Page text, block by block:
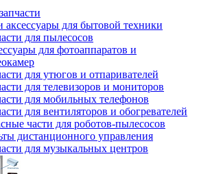
аксессуары для бытовой техники
для пылесосов
для фотоаппаратов и
для утюгов и отпаривателей
для телевизоров и мониторов
для мобильных телефонов
для вентиляторов и обогревателей
части для роботов-пылесосов
дистанционного управления
для музыкальных центров